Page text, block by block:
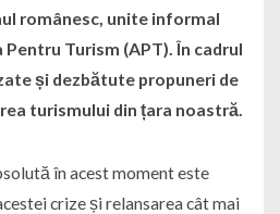
românesc, unite informal
Turism (APT). În cadrul
și dezbătute propuneri de
turismului din țara noastră.
în acest moment este
crize și relansarea cât mai